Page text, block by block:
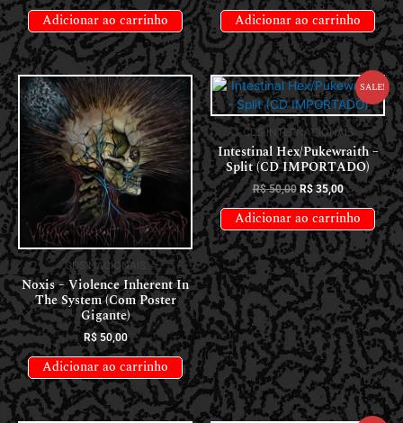
Adicionar ao carrinho Adicionar ao carrinho
CDS NACIONAIS
Noxis – Violence Inherent In
The System (Com Poster
Gigante)
R$50,00
Adicionar ao carrinho
Sale!
CDS INTERNACIONAIS
Intestinal Hex/Pukewraith –
Split (CD IMPORTADO)
R$50,00 R$35,00
Adicionar ao carrinho